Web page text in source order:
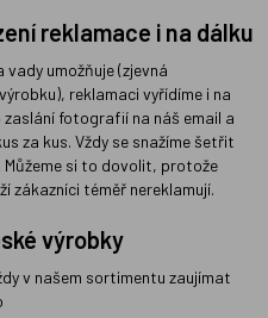
reklamace i na dálku
umožňuje (zjevná
reklamaci vyřídíme i na
zaslání fotografií na náš email a
za kus. Vždy se snažíme šetřit
Můžeme si to dovolit, protože
zákazníci téměř nereklamují.
výrobky
v našem sortimentu zaujímat